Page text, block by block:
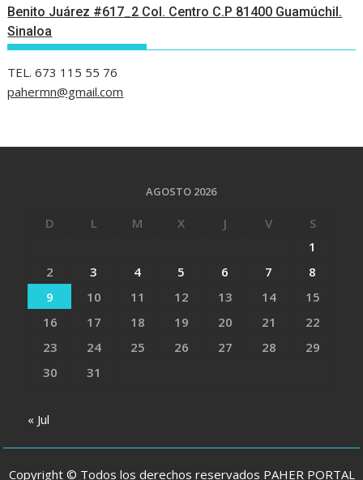
Benito Juárez #617_2 Col. Centro C.P 81400 Guamúchil.
Sinaloa
TEL. 673 115 55 76
pahermn@gmail.com
AGOSTO 2026
D L M X J V
S
1
2
3 4 5 6 7
8
9
10 11 12 13 14
15
16
17 18 19 20 21
22
23
24 25 26 27 28
29
30
31
« Jul
Copyright © Todos los derechos reservados PAHER PORTAL